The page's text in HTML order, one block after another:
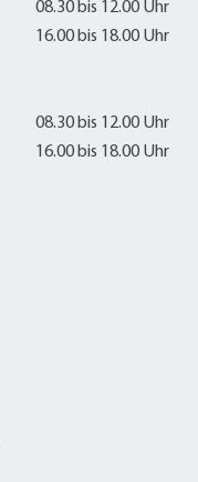
08.30 bis 12.00 Uhr
16.00 bis 18.00 Uhr
08.30 bis 12.00 Uhr
16.00 bis 18.00 Uhr